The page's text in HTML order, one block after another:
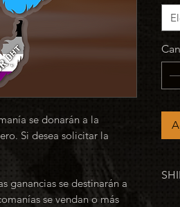
se donarán a la
Si desea solicitar la
ganancias se destinarán a
se vendan o más